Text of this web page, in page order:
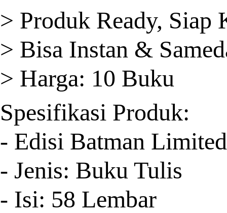
> Produk Ready, Siap
> Bisa Instan &
> Harga: 10 Buku
Spesifikasi Produk:
- Edisi Batman
- Jenis: Buku Tulis
- Isi: 58 Lembar